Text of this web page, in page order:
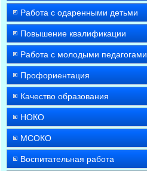
Работа с одаренными детьми
Повышение квалификации
Работа с молодыми педагогами
Профориентация
Качество образования
НОКО
МСОКО
Воспитательная работа